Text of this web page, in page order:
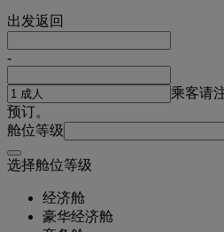
出发返回
-
乘客请
预订。
舱位等级
选择舱位等级
经济舱
豪华经济舱